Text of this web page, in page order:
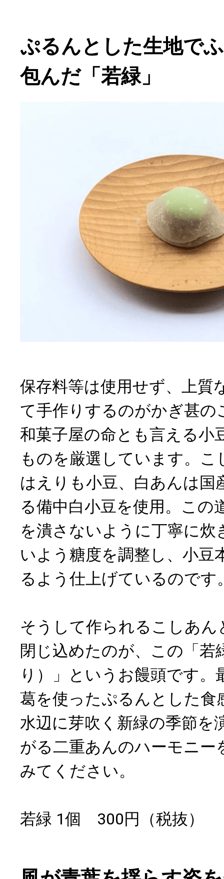
ぷるんとした生地で
包んだ「若緑」
保存料等は使用せず、上質
て手作りするのがかぎ甚の
和菓子屋の命とも言える小
ものを厳選しています。
はえりも小豆、白あんは国
る備中白小豆を使用。この
を潰さないように丁寧に炊
いよう糖度を調整し、小豆
るよう仕上げているのです
そうして作られるこしあん
閉じ込めたのが、この「若
り）」というお饅頭です。
葛を使ったぷるんとした食
水辺に芽吹く新緑の季節を
がる二重あんのハーモニー
みてください。
若緑 1個 300円（税抜）